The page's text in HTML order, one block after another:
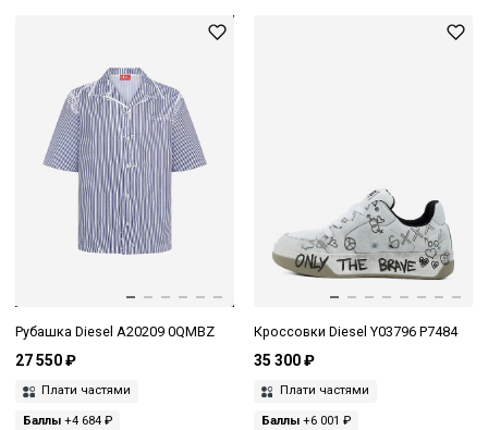
Рубашка Diesel A20209 0QMBZ
27 550 ₽
Плати частями
Баллы +4 684 ₽
Кроссовки Diesel Y03796 P7484
35 300 ₽
Плати частями
Баллы+6 001 ₽